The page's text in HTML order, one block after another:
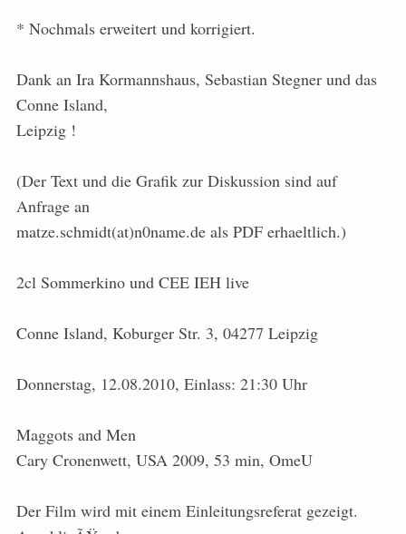
* Nochmals erweitert und korrigiert.
Dank an Ira Kormannshaus, Sebastian Stegner und das
Conne Island,
Leipzig !
(Der Text und die Grafik zur Diskussion sind auf
Anfrage an
matze.schmidt(at)n0name.de als PDF erhaeltlich.)
2cl Sommerkino und CEE IEH live
Conne Island, Koburger Str. 3, 04277 Leipzig
Donnerstag, 12.08.2010, Einlass: 21:30 Uhr
Maggots and Men
Cary Cronenwett, USA 2009, 53 min, OmeU
Der Film wird mit einem Einleitungsreferat gezeigt.